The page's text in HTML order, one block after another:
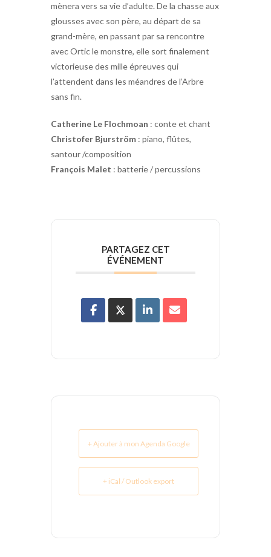
mènera vers sa vie d’adulte. De la chasse aux
glousses avec son père, au départ de sa
grand-mère, en passant par sa rencontre
avec Ortic le monstre, elle sort finalement
victorieuse des mille épreuves qui
l’attendent dans les méandres de l’Arbre
sans fin.
Catherine Le Flochmoan : conte et chant
Christofer Bjurström : piano, flûtes,
santour /composition
François Malet : batterie / percussions
PARTAGEZ CET
ÉVÉNEMENT
+ Ajouter à mon Agenda Google
+ iCal / Outlook export